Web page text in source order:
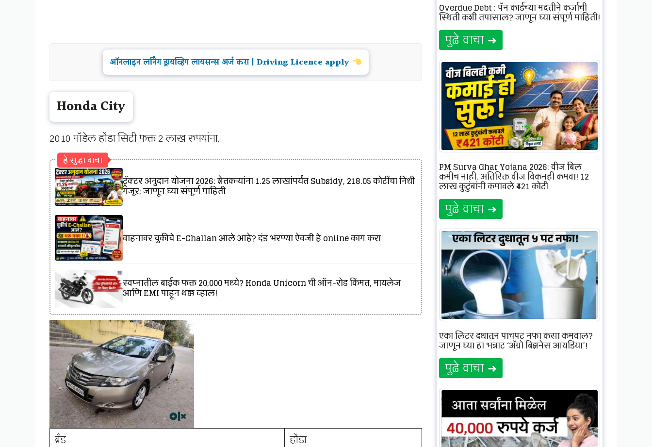
ऑनलाइन लर्निंग ड्रायव्हिंग लायसन्स अर्ज करा | Driving Licence apply
Honda City
2010 मॉडेल होंडा सिटी फक्त 2 लाख रुपयांना.
हे सुद्धा वाचा
ट्रॅक्टर अनुदान योजना 2026: शेतकऱ्यांना ₹1.25 लाखांपर्यंत Subsidy, ₹218.05 कोटींचा निधी
मंजूर; जाणून घ्या संपूर्ण माहिती
वाहनावर चुकीचे E-Challan आले आहे? दंड भरण्या ऐवजी हे online काम करा
स्वप्नातील बाईक फक्त ₹20,000 मध्ये? Honda Unicorn ची ऑन-रोड किंमत, मायलेज
आणि EMI पाहून थक्क व्हाल!
ब्रँड
होंडा
Overdue Debt : पॅन कार्डच्या मदतीने कर्जाची
स्थिती कशी तपासाल? जाणून घ्या संपूर्ण माहिती!
पुढे वाचा ➜
PM Surya Ghar Yojana 2026: वीज बिल
कमीच नाही, अतिरिक्त वीज विकूनही कमवा! 12
लाख कुटुंबांनी कमावले ₹421 कोटी
पुढे वाचा ➜
एका लिटर दुधातून पाचपट नफा कसा कमवाल?
जाणून घ्या हा भन्नाट ‘अ‍ॅग्रो बिझनेस आयडिया’!
पुढे वाचा ➜